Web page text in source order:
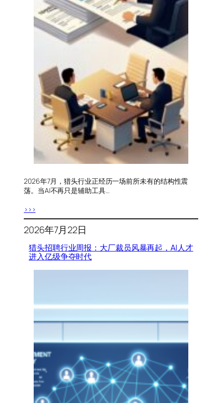
2026年7月，猎头行业正经历一场前所未有的结构性震
荡。当AI不再只是辅助工具…
>>>
2026年7月22日
猎头招聘行业周报：大厂裁员风暴再起，AI人才
进入亿级争夺时代